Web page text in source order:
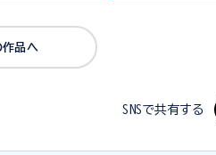
作品へ
SNSで共有する